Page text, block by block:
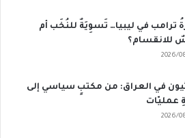
ترامب في ليبيا… تَسوِيَةٌ للنُخَب أم
للانقسام؟
2026/
في العراق: من مكتبٍ سياسي إلى
عمليّات
2026/